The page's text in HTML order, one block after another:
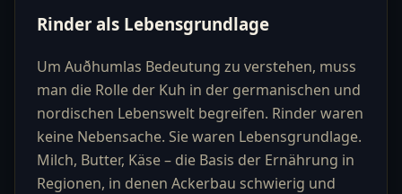
Rinder als Lebensgrundlage
Um Auðhumlas Bedeutung zu verstehen, muss
man die Rolle der Kuh in der germanischen und
nordischen Lebenswelt begreifen. Rinder waren
keine Nebensache. Sie waren Lebensgrundlage.
Milch, Butter, Käse – die Basis der Ernährung in
Regionen, in denen Ackerbau schwierig und